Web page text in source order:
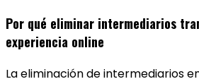
Por qué eliminar intermediarios
experiencia online
La eliminación de intermediarios